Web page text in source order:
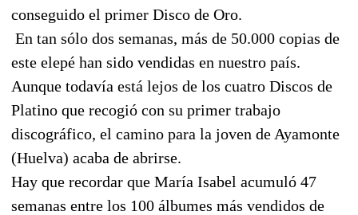
conseguido el primer Disco de Oro.
En tan sólo dos semanas, más de 50.000 copias de
este elepé han sido vendidas en nuestro país.
Aunque todavía está lejos de los cuatro Discos de
Platino que recogió con su primer trabajo
discográfico, el camino para la joven de Ayamonte
(Huelva) acaba de abrirse.
Hay que recordar que María Isabel acumuló 47
semanas entre los 100 álbumes más vendidos de